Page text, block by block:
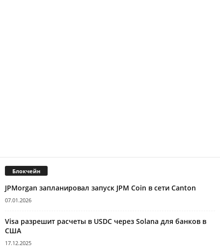
Блокчейн
JPMorgan запланировал запуск JPM Coin в сети Canton
07.01.2026
Visa разрешит расчеты в USDC через Solana для банков в
США
17.12.2025